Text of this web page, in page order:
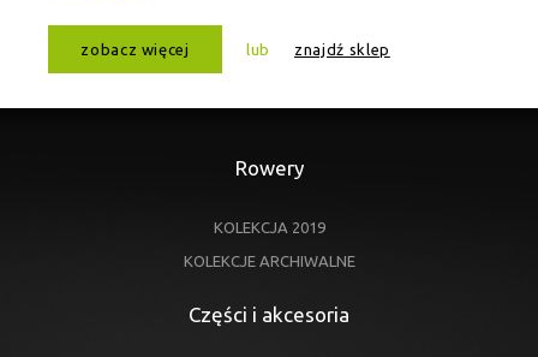
zobacz więcej lub znajdź sklep
Rowery
KOLEKCJA 2019
KOLEKCJE ARCHIWALNE
Części i akcesoria